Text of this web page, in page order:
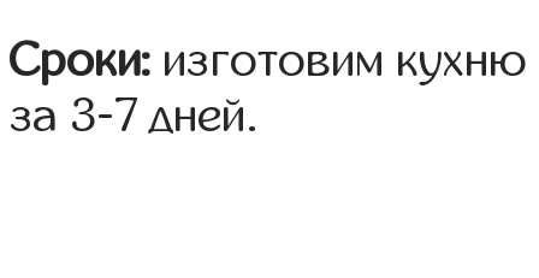
Сроки: изготовим
за 3-7 дней.